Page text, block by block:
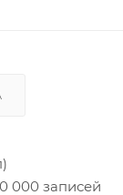
000 записей